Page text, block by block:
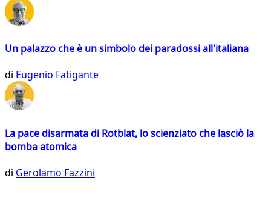
Un palazzo che è un simbolo dei paradossi all'italiana
di Eugenio Fatigante
La pace disarmata di Rotblat, lo scienziato che lasciò la
bomba atomica
di Gerolamo Fazzini